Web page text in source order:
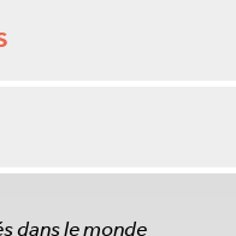
dans le monde